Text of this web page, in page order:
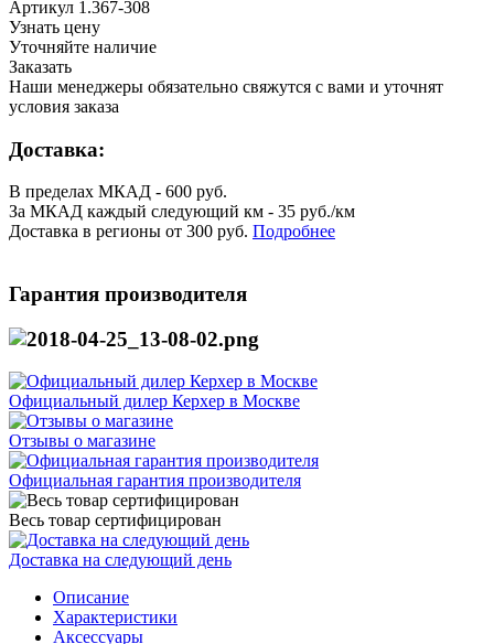
Артикул 1.367-308
Узнать цену
Уточняйте наличие
Заказать
Наши менеджеры обязательно свяжутся с вами и уточнят
условия заказа
Доставка:
В пределах МКАД - 600 руб.
За МКАД каждый следующий км - 35 руб./км
Доставка в регионы от 300 руб. Подробнее
Гарантия производителя
Официальный дилер Керхер в Москве
Отзывы о магазине
Официальная гарантия производителя
Весь товар сертифицирован
Доставка на следующий день
Описание
Характеристики
Аксессуары